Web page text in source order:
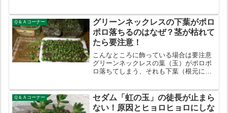
して温度を計測、効果を検証してみた。
Ｑ＆Ａコーナー
グリーンネックレスの下葉がポロ
ポロ落ちるのはなぜ？茎が枯れて
たら要注意！
こんなところに飾っている場合は要注意
グリーンネックレスの葉（玉）がポロポ
ロ落ちてしまう、それも下葉（根元に近
に根元の茎が細くなって枯れてき
た・・・そんなときの原因と対策...
Ｑ＆Ａコーナー
セダム「虹の玉」の徒長が止まら
ない！原因とヒョロヒョロにしな